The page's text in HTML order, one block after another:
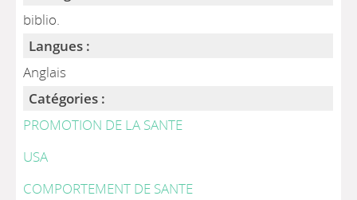
biblio.
Langues :
Anglais
Catégories :
PROMOTION DE LA SANTE
USA
COMPORTEMENT DE SANTE